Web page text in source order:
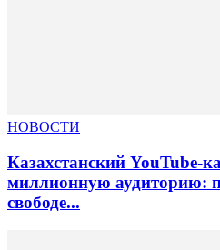
НОВОСТИ
Казахстанский YouTube-
миллионную аудиторию:
свободе...